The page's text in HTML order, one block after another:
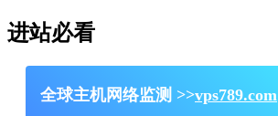
进站必看
全球主机网络监测 >>vps789.com